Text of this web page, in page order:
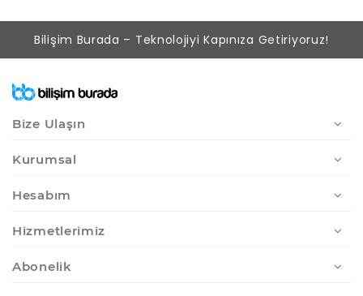
Bilişim Burada – Teknolojiyi Kapınıza Getiriyoruz!
Bize Ulaşın
Kurumsal
Hesabım
Hizmetlerimiz
Abonelik